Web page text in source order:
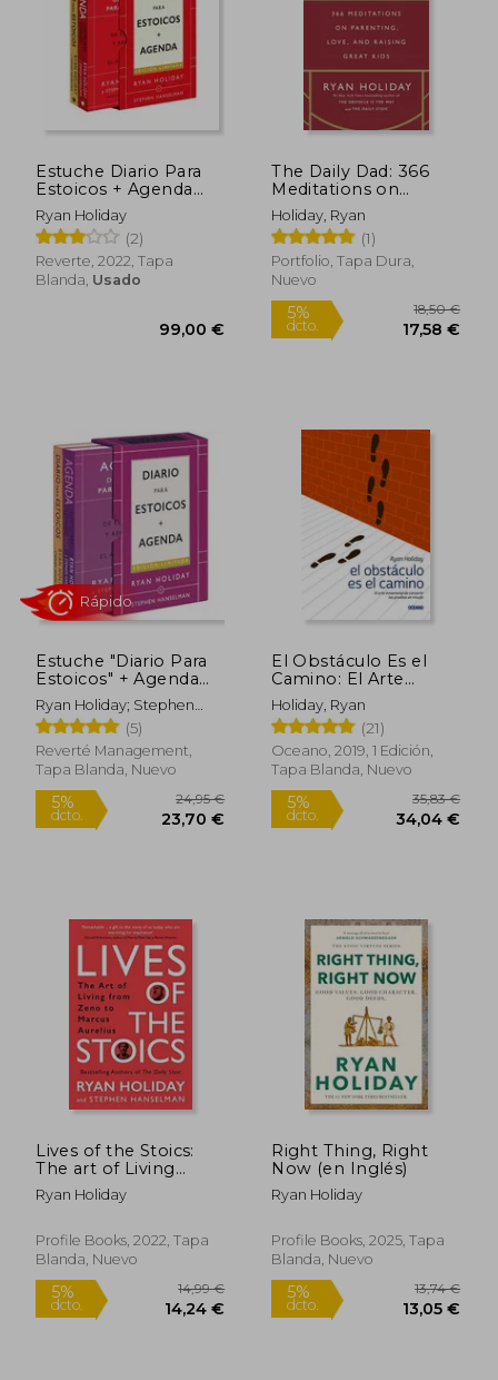
20,81 €
5%
dcto.
17,50 €
16,63 €
Estuche Diario Para
Estoicos + Agenda
(Ed. Limitada)
Ryan Holiday
(2)
Reverte, 2022, Tapa
Blanda, Usado
99,00 €
The Daily Dad: 366
Meditations on
Parenting, Love, and
Raising Great Kids (en
Inglés)
Holiday, Ryan
(1)
Portfolio, Tapa Dura,
Nuevo
5%
dcto.
Estuche "Diario Para
Estoicos" + Agenda
(Ed. Limitada 2025)
Ryan Holiday; Stephen
Hanselman
(5)
Reverté Management,
Tapa Blanda, Nuevo
El Obstáculo Es el
Camino: El Arte
Inmemorial de
Convertir las Pruebas
en Triunfo
Holiday, Ryan
(21)
Oceano, 2019, 1 Edición,
Tapa Blanda, Nuevo
Lives of the Stoics:
The art of Living
From Zeno to Marcus
Aurelius (en Inglés)
Ryan Holiday
Profile Books, 2022, Tapa
Blanda, Nuevo
Right Thing, Right
Now (en Inglés)
Ryan Holiday
Profile Books, 2025, Tapa
Blanda, Nuevo